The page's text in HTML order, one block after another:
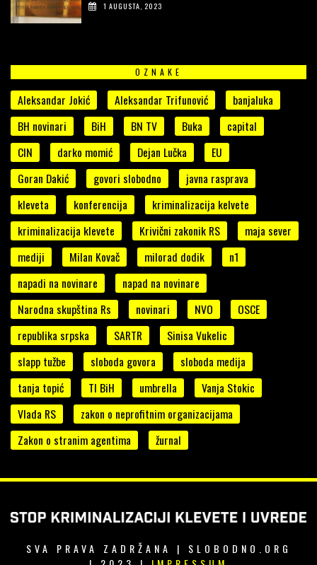
1 AUGUSTA, 2023
OZNAKE
Aleksandar Jokić Aleksandar Trifunović
banjaluka
BH novinari
BiH BN TV Buka
capital
CIN
darko momić Dejan Lučka
EU
Goran Dakić
govori slobodno
javna rasprava
kleveta
konferencija
kriminalizacija kelvete
kriminalizacija klevete
Krivični zakonik RS
maja sever
mediji
Milan Kovač milorad dodik
n1
napadi na novinare
napad na novinare
Narodna skupština Rs
novinari NVO
OSCE
republika srpska
SARTR
Sinisa Vukelic
slapp tužbe
sloboda govora
sloboda medija
tanja topić
TI BiH umbrella
Vanja Stokic
Vlada RS
zakon o neprofitnim organizacijama
Zakon o stranim agentima
žurnal
SVA PRAVA ZADRŽANA | SLOBODNO.ORG